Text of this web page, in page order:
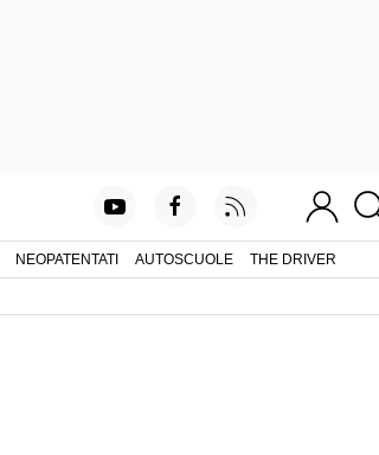
NEOPATENTATI AUTOSCUOLE THE DRIVER